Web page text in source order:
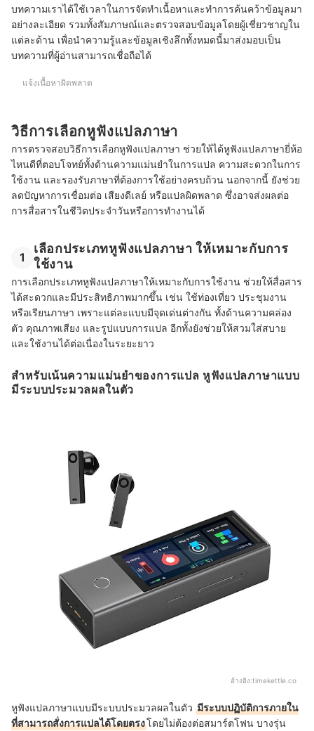
หูฟังแปลภาษาใช้ฟังเพลง ดูหนัง ได้ไหม
บทความที่เกี่ยวข้องกับหูฟังแปลภาษา
บทความเราได้ใช้เวลาในการจัดทำเนื้อหาและทำการค้นคว้าข้อมูลมา
อย่างละเอียด รวมทั้งสัมภาษณ์และตรวจสอบข้อมูลโดยผู้เชี่ยวชาญใน
แต่ละด้าน เพื่อนำความรู้และข้อมูลเชิงลึกทั้งหมดนี้มาส่งมอบเป็น
บทความที่ผู้อ่านสามารถเชื่อถือได้
แจ้งเนื้อหาผิดพลาด
วิธีการเลือกหูฟังแปลภาษา
การตรวจสอบวิธีการเลือกหูฟังแปลภาษา ช่วยให้ได้หูฟังแปลภาษายี่ห้อ
ไหนดีที่ตอบโจทย์ทั้งด้านความแม่นยำในการแปล ความสะดวกในการ
ใช้งาน และรองรับภาษาที่ต้องการใช้อย่างครบถ้วน นอกจากนี้ ยังช่วย
ลดปัญหาการเชื่อมต่อ เสียงดีเลย์ หรือแปลผิดพลาด ซึ่งอาจส่งผลต่อ
การสื่อสารในชีวิตประจำวันหรือการทำงานได้
1
เลือกประเภทหูฟังแปลภาษา ให้เหมาะกับการ
ใช้งาน
การเลือกประเภทหูฟังแปลภาษาให้เหมาะกับการใช้งาน ช่วยให้สื่อสาร
ได้สะดวกและมีประสิทธิภาพมากขึ้น เช่น ใช้ท่องเที่ยว ประชุมงาน
หรือเรียนภาษา เพราะแต่ละแบบมีจุดเด่นต่างกัน ทั้งด้านความคล่อง
ตัว คุณภาพเสียง และรูปแบบการแปล อีกทั้งยังช่วยให้สวมใส่สบาย
และใช้งานได้ต่อเนื่องในระยะยาว
สำหรับเน้นความแม่นยำของการแปล หูฟังแปลภาษาแบบ
มีระบบประมวลผลในตัว
อ้างอิง:timekettle.co
หูฟังแปลภาษาแบบมีระบบประมวลผลในตัว มีระบบปฏิบัติการภายใน
ที่สามารถสั่งการแปลได้โดยตรงโดยไม่ต้องต่อสมาร์ตโฟน บางรุ่น